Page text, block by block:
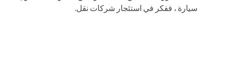
سيارة ، ففكر في استئجار شركات نقل.